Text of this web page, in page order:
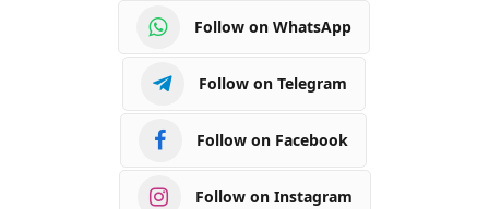
Follow on WhatsApp
Follow on Telegram
Follow on Facebook
Follow on Instagram